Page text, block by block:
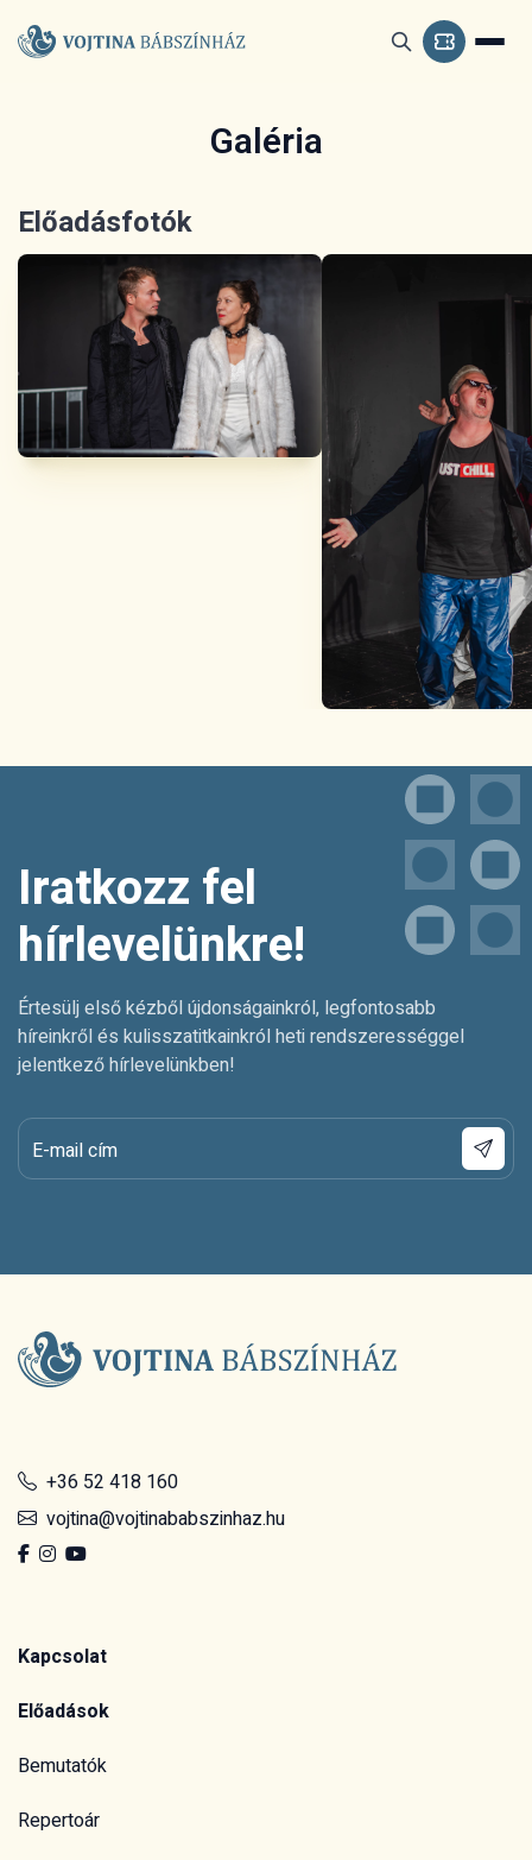
Galéria
Előadásfotók
Iratkozz fel
hírlevelünkre!
Értesülj első kézből újdonságainkról, legfontosabb
híreinkről és kulisszatitkainkról heti rendszerességgel
jelentkező hírlevelünkben!
E-mail cím
+36 52 418 160
vojtina@vojtinababszinhaz.hu
Kapcsolat
Előadások
Bemutatók
Repertoár